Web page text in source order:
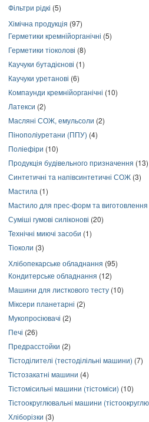
Фільтри рідкі (5)
Хімічна продукція (97)
Герметики кремнійорганічні (5)
Герметики тіоколові (8)
Каучуки бутадієнові (1)
Каучуки уретанові (6)
Компаунди кремнійорганічні (10)
Латекси (2)
Масляні СОЖ, емульсоли (2)
Пінополіуретани (ППУ) (4)
Поліефіри (10)
Продукція будівельного призначення (13)
Синтетичні та напівсинтетичні СОЖ (3)
Мастила (1)
Мастило для прес-форм та
Суміші гумові силіконові (20)
Технічні миючі засоби (1)
Тіоколи (3)
Хлібопекарське обладнання (95)
Кондитерське обладнання (12)
Машини для листкового тесту (10)
Міксери планетарні (2)
Мукопросіювачі (2)
Печі (26)
Предрасстойки (2)
Тістоділителі (тестоділільні машини) (7)
Тістозакатні машини (4)
Тістомісильні машини (тістоміси) (10)
Тістоокруглювальні машини
Хліборізки (3)